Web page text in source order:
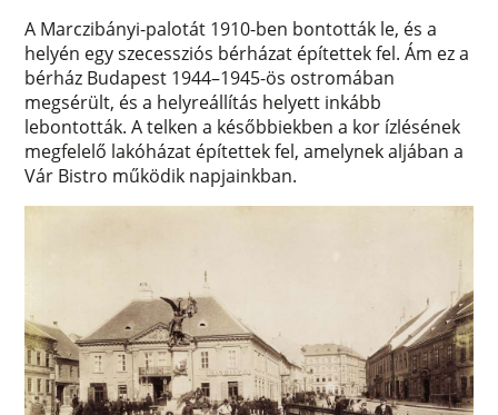
A Marczibányi-palotát 1910-ben bontották le, és a
helyén egy szecessziós bérházat építettek fel. Ám ez a
bérház Budapest 1944–1945-ös ostromában
megsérült, és a helyreállítás helyett inkább
lebontották. A telken a későbbiekben a kor ízlésének
megfelelő lakóházat építettek fel, amelynek aljában a
Vár Bistro működik napjainkban.